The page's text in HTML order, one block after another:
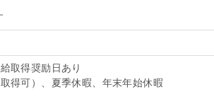
取得奨励日あり
得可）、夏季休暇、年末年始休暇